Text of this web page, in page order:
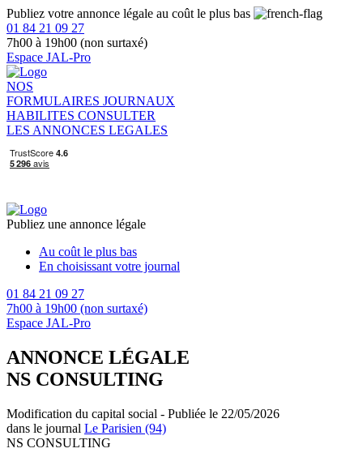
Publiez votre annonce légale au coût le plus bas
01 84 21 09 27
7h00 à 19h00 (non surtaxé)
Espace JAL-Pro
NOS
FORMULAIRES JOURNAUX
HABILITES CONSULTER
LES ANNONCES LEGALES
Publiez une annonce légale
Au coût le plus bas
En choisissant votre journal
01 84 21 09 27
7h00 à 19h00 (non surtaxé)
Espace JAL-Pro
ANNONCE LÉGALE
NS CONSULTING
Modification du capital social - Publiée le 22/05/2026
dans le journal Le Parisien (94)
NS CONSULTING